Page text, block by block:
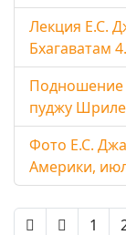
Лекция Е.С.
Бхагаватам
Подношение
пуджу
Фото Е.С.
Америки,
1